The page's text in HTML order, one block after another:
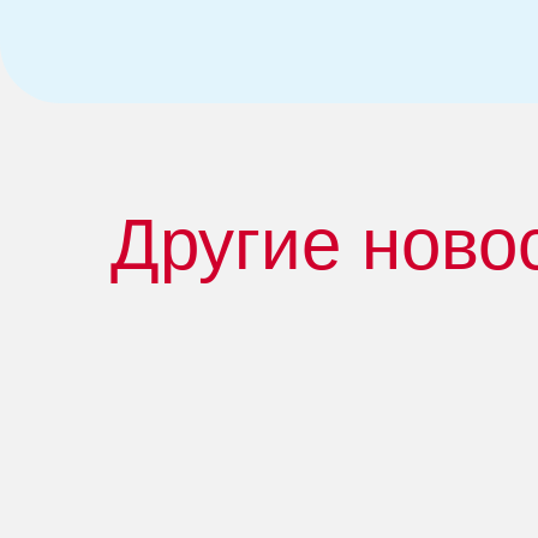
Другие